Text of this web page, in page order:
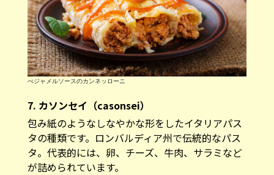
べジャメルソースのカンネッローニ
7. カソンセイ（casonsei）
包み紙のようなしなやかな形をしたイタリアパス
タの種類です。ロンバルディア州で伝統的なパス
タ。代表的には、卵、チーズ、牛肉、サラミなど
が詰められています。